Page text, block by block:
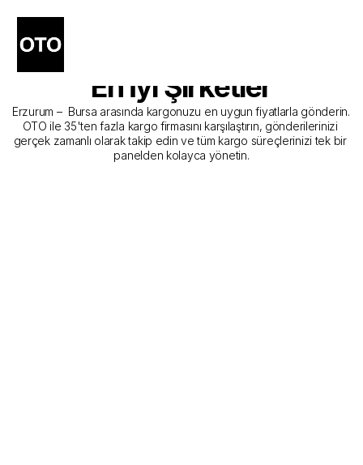
Erzurum - Bursa Kargo
Gönderim Hizmeti Sunan
En İyi Şirketler
Erzurum –  Bursa arasında kargonuzu en uygun fiyatlarla gönderin.
OTO ile 35'ten fazla kargo firmasını karşılaştırın, gönderilerinizi
gerçek zamanlı olarak takip edin ve tüm kargo süreçlerinizi tek bir
panelden kolayca yönetin.